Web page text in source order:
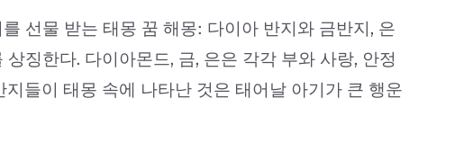
선물 받는 태몽 꿈 해몽: 다이아 반지와 금반지, 은
징한다. 다이아몬드, 금, 은은 각각 부와 사랑, 안정
들이 태몽 속에 나타난 것은 태어날 아기가 큰 행운